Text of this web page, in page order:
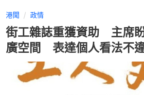
港聞 政情
街工雜誌重獲資助 主席
廣空間 表達個人看法不